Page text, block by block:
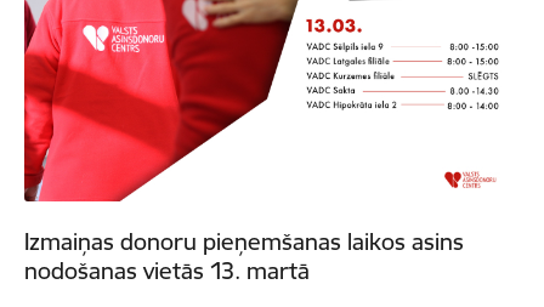
Izmaiņas donoru pieņemšanas laikos asins
nodošanas vietās 13. martā